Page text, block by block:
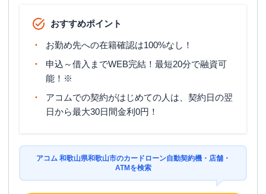
おすすめポイント
お勤め先への在籍確認は100%なし！
申込～借入までWEB完結！最短20分で融資可
能！※
アコムでの契約がはじめての人は、契約日の翌
日から最大30日間金利0円！
アコム 和歌山県和歌山市のカードローン自動契約機・店舗・
ATMを検索